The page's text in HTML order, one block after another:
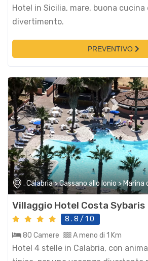
Hotel in Sicilia, mare, buona
divertimento.
PREVENTIVO
Calabria > Cassano allo Ionio > Marina
Villaggio Hotel Costa Sybaris
8.8/10
80 Camere
A meno di 1 Km
Hotel 4 stelle in Calabria, con